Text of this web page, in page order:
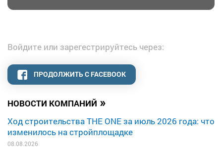
НОВОСТИ КОМПАНИЙ »
Ход строительства THE ONE за июль 2026 года: что
изменилось на стройплощадке
08.08.2026
Войдите или зарегестрируйтесь через:
ПРОДОЛЖИТЬ С FACEBOOK